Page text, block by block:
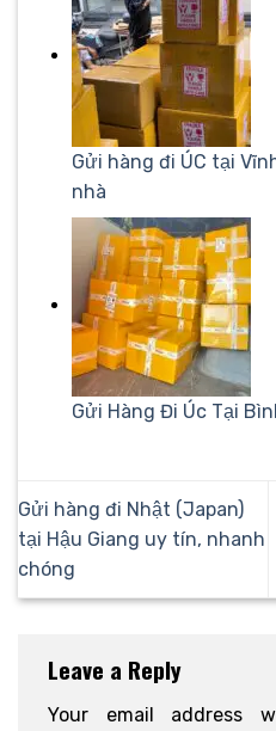
Gửi hàng đi ÚC tại
nhà
Gửi Hàng Đi Úc Tại
Gửi hàng đi Nhật (Japan)
tại Hậu Giang uy tín, nhanh
chóng
Leave a Reply
Your email address